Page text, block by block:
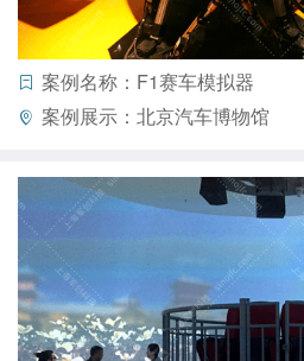
案例名称：F1赛车模拟器
案例展示：北京汽车博物馆